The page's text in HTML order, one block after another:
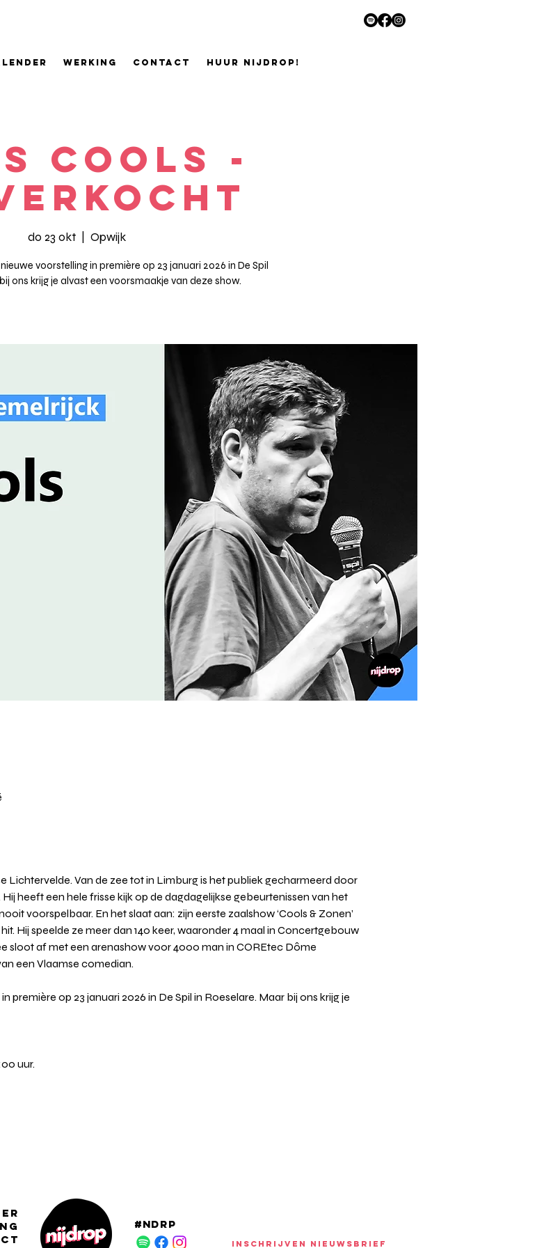
WERKING CONTACT HUUR NIJDROP!
Cools -
do 23 okt
  |
Opwijk
voorstelling in première op 23 januari 2026 in De Spil
ons krijg je alvast een voorsmaakje van deze show.
Lichtervelde. Van de zee tot in Limburg is het publiek gecharmeerd door
heeft een hele frisse kijk op de dagdagelijkse gebeurtenissen van het
voorspelbaar. En het slaat aan: zijn eerste zaalshow ‘Cools & Zonen’
Hij speelde ze meer dan 140 keer, waaronder 4 maal in Concertgebouw
sloot af met een arenashow voor 4000 man in COREtec Dôme
een Vlaamse comedian.
première op 23 januari 2026 in De Spil in Roeselare. Maar bij ons krijg je
uur.
#NDRP
INSCHRIJVEN NIEUWSBRIEF